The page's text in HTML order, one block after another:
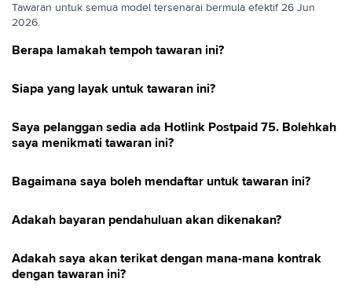
Kempen Barangan Hotlink Postpaid 2026
Promosi Sabah dan Sarawak
Tawaran untuk semua model tersenarai bermula efektif 26 Jun
2026.
Berapa lamakah tempoh tawaran ini?
Siapa yang layak untuk tawaran ini?
Saya pelanggan sedia ada Hotlink Postpaid 75. Bolehkah
saya menikmati tawaran ini?
Bagaimana saya boleh mendaftar untuk tawaran ini?
Adakah bayaran pendahuluan akan dikenakan?
Adakah saya akan terikat dengan mana-mana kontrak
dengan tawaran ini?